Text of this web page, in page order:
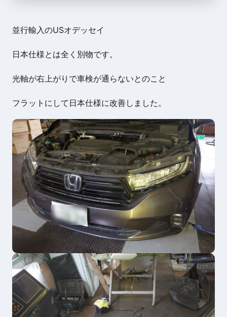
並行輸入のUSオデッセイ
日本仕様とは全く別物です。
光軸が右上がりで車検が通らないとのこと
フラットにして日本仕様に改善しました。